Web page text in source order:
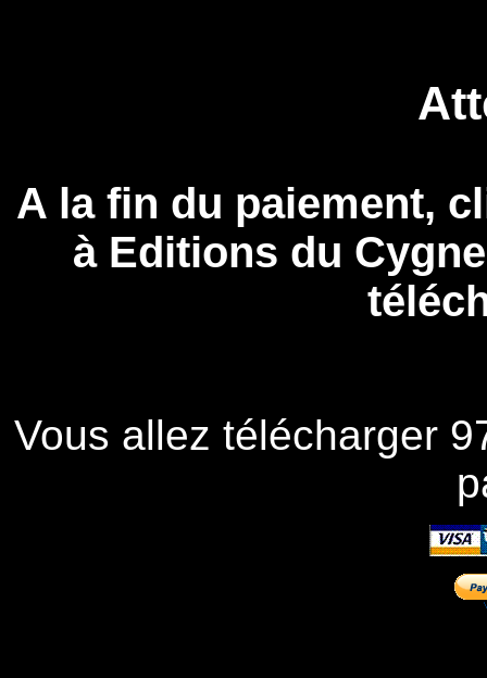
A la fin du paiement,
à Editions du
Vous allez télécharger